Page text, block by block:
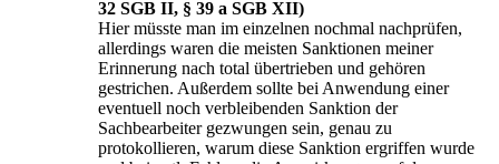
32 SGB II, § 39 a SGB XII)
Hier müsste man im einzelnen nochmal nachprüfen,
allerdings waren die meisten Sanktionen meiner
Erinnerung nach total übertrieben und gehören
gestrichen. Außerdem sollte bei Anwendung einer
eventuell noch verbleibenden Sanktion der
Sachbearbeiter gezwungen sein, genau zu
protokollieren, warum diese Sanktion ergriffen wurde